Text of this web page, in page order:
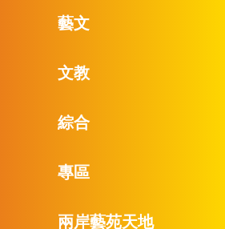
藝文
文教
綜合
專區
兩岸藝苑天地